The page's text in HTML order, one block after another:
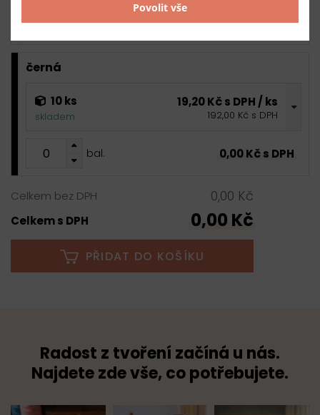
bal. 0,00 Kč s DPH
černá
10 ks
skladem
19,20 Kč s DPH / ks
192,00 Kč s DPH
bal. 0,00 Kč s DPH
Celkem bez DPH 0,00 Kč
Celkem s DPH 0,00 Kč
PŘIDAT DO KOŠÍKU
Radost z tvoření začíná u nás.
Najdete zde vše, co potřebujete.
Povolit vše